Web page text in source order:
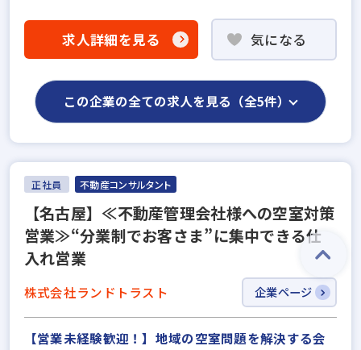
求人詳細を見る 気になる
この企業の全ての求人を見る（全5件）
正社員 不動産コンサルタント
【名古屋】≪不動産管理会社様への空室対策
営業≫“分業制でお客さま”に集中できる仕
入れ営業
株式会社ランドトラスト 企業ページ
【営業未経験歓迎！】地域の空室問題を解決する会